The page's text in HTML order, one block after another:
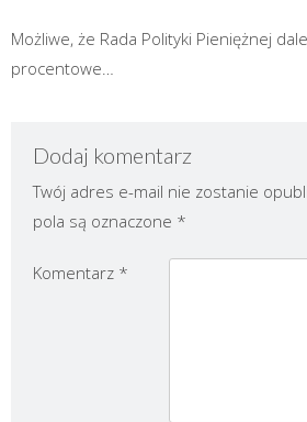
Moż­li­we, że Rada Poli­ty­ki Pie­nięż­nej
procentowe…
Dodaj komentarz
Twój adres e-mail nie zostanie
pola są oznaczone *
Komentarz *